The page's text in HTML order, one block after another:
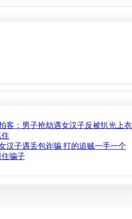
客：男子抢劫遇女汉子反被扒光上衣
汉子遇丢包诈骗 打的追贼一手一个
骗子